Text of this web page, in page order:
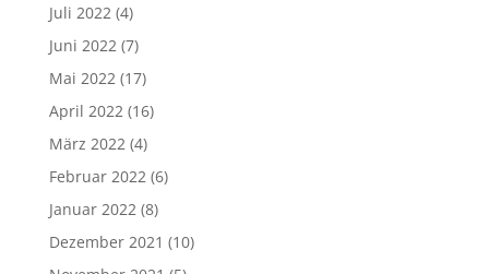
Juli 2022 (4)
Juni 2022 (7)
Mai 2022 (17)
April 2022 (16)
März 2022 (4)
Februar 2022 (6)
Januar 2022 (8)
Dezember 2021 (10)